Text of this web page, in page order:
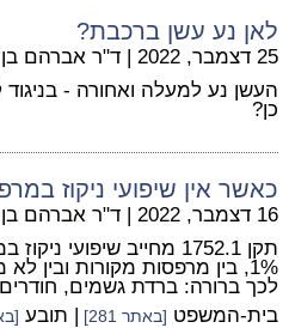
לאן נע עשן ברכבת?
25 דצמבר, 2022 | ד"ר אברהם
העשן נע למעלה ואחורה - בניגוד
כן?
כאשר אין שיפועי ניקוז
16 דצמבר, 2022 | ד"ר אברהם
תקן 1752.1 מחייב שיפועי
1%, בין מרפסות מקורות ובין
לכך ברורה: ברדת גשמים,
בית-המשפט [באתר 281] | תובע